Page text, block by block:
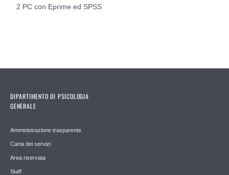
2 PC con Eprime ed SPSS
DIPARTIMENTO DI PSICOLOGIA
GENERALE
Amministrazione trasparente
Carta dei servizi
Area riservata
Staff